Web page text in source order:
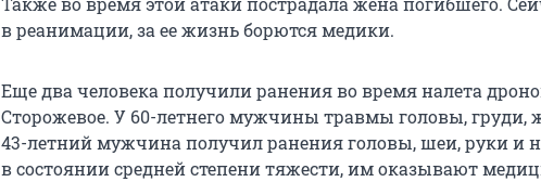
в реанимации, за ее жизнь борются медики.
Еще два человека получили ранения во время налета
Сторожевое. У 60-летнего мужчины травмы головы, груди,
43-летний мужчина получил ранения головы, шеи, руки и
в состоянии средней степени тяжести, им оказывают